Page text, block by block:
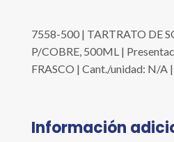
7558-500 | TARTRATO DE
P/COBRE, 500ML |
FRASCO | Cant./unidad: N/A
Información